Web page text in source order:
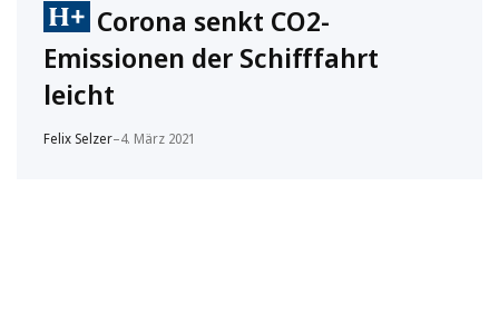
Corona senkt CO2-
Emissionen der Schifffahrt
leicht
Felix Selzer–4. März 2021